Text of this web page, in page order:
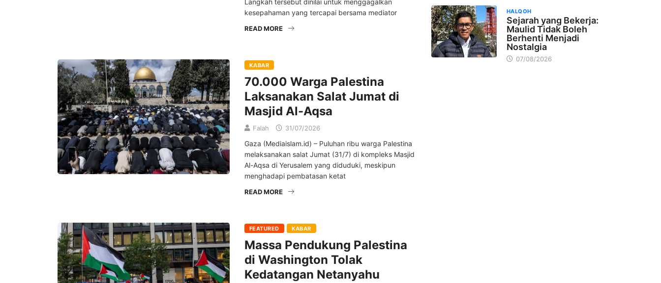
Langkah tersebut dinilai untuk menggagalkan
kesepahaman yang tercapai bersama mediator
READ MORE
KABAR
70.000 Warga Palestina
Laksanakan Salat Jumat di
Masjid Al-Aqsa
Falah 31/07/2026
Gaza (Mediaislam.id) – Puluhan ribu warga Palestina
melaksanakan salat Jumat (31/7) di kompleks Masjid
Al-Aqsa di Yerusalem yang diduduki, meskipun
menghadapi pembatasan ketat
READ MORE
FEATURED KABAR
Massa Pendukung Palestina
di Washington Tolak
Kedatangan Netanyahu
HALQOH
Sejarah yang Bekerja:
Maulid Tidak Boleh
Berhenti Menjadi
Nostalgia
07/08/2026